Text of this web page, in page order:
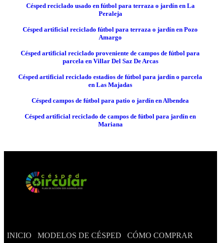
Césped reciclado usado en fútbol para terraza o jardín en La
Peraleja
Césped artificial reciclado fútbol para terraza o jardín en Pozo
Amargo
Césped artificial reciclado proveniente de campos de fútbol para
parcela en Villar Del Saz De Arcas
Césped artificial reciclado estadios de fútbol para jardín o parcela
en Las Majadas
Césped campos de fútbol para patio o jardín en Albendea
Césped artificial reciclado de campos de fútbol para jardín en
Mariana
INICIO MODELOS DE CÉSPED CÓMO COMPRAR